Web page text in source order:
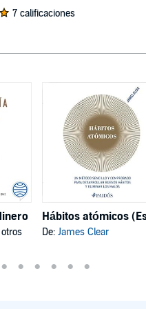
7 calificaciones
De: James Clear